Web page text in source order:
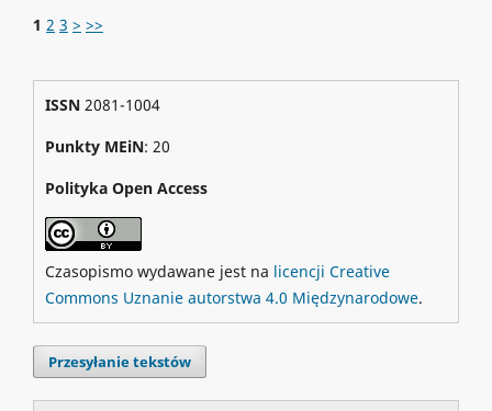
1 2 3 > >>
ISSN2081-1004
Punkty MEiN: 20
Polityka Open Access
Czasopismo wydawane jest na licencji Creative
Commons Uznanie autorstwa 4.0 Międzynarodowe.
Przesyłanie tekstów